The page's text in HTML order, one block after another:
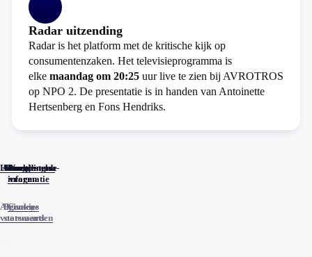
Radar uitzending
Radar is het platform met de kritische kijk op
consumentenzaken. Het televisieprogramma is
elke maandag om 20:25 uur live te zien bij AVROTROS
op NPO 2. De presentatie is in handen van Antoinette
Hertsenberg en Fons Hendriks.
Home
Actueel
Uitzendingen
Reacties
Programma-
informatie
Veelgestelde
vragen
Algemene
voorwaarden
Privacy
statements
Cookies